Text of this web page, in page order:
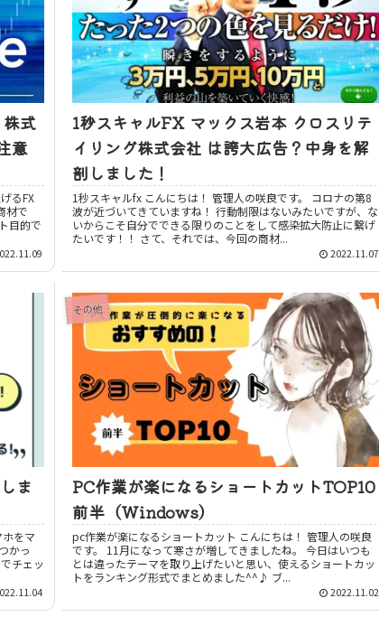
式
意
材で
1秒スキャルFX マックス岩本 クロスリテ
イリング株式会社 は誇大広告？中身を解
剖しました！
1秒スキャルfx こんにちは！ 管理人の咲良です。 コロナの第8
波が近づいてきていますね！ 行動制限はないみたいですが、な
いからこそ自分でできる限りのことをして感染拡大防止に繋げ
たいです！！ さて、それでは、今回の商材...
2022.11.07
ま
かっ
その他
PC作業が楽になるショートカットTOP10
前半（Windows）
pc作業が楽になるショートカット こんにちは！ 管理人の咲良
です。 11月になって寒さが増してきましたね。 今日はいつも
とは違ったテーマを取り上げたいと思い、使えるショートカッ
トをランキング形式でまとめました^^♪ ブ...
2022.11.02